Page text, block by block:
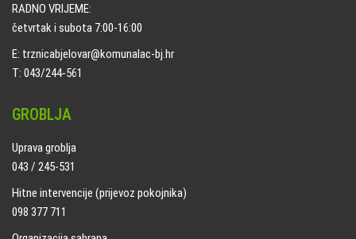
RADNO VRIJEME:
četvrtak i subota 7:00-16:00
E: trznicabjelovar@komunalac-bj.hr
T: 043/244-561
GROBLJA
Uprava groblja
043 / 245-531
Hitne intervencije (prijevoz pokojnika)
098 377 711